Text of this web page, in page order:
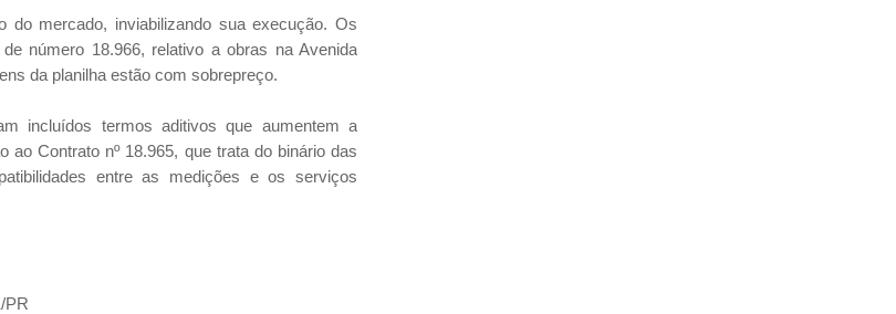
mercado, inviabilizando sua execução. Os
número 18.966, relativo a obras na Avenida
da planilha estão com sobrepreço.
incluídos termos aditivos que aumentem a
Contrato nº 18.965, que trata do binário das
entre as medições e os serviços
PR